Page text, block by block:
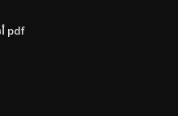
فوركس استراتيجية st أنماط التداول دليل pdf